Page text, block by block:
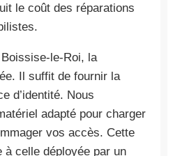
le coût des réparations
le-Roi, la
Il suffit de fournir la
d’identité. Nous
adapté pour charger
vos accès. Cette
celle déployée par un